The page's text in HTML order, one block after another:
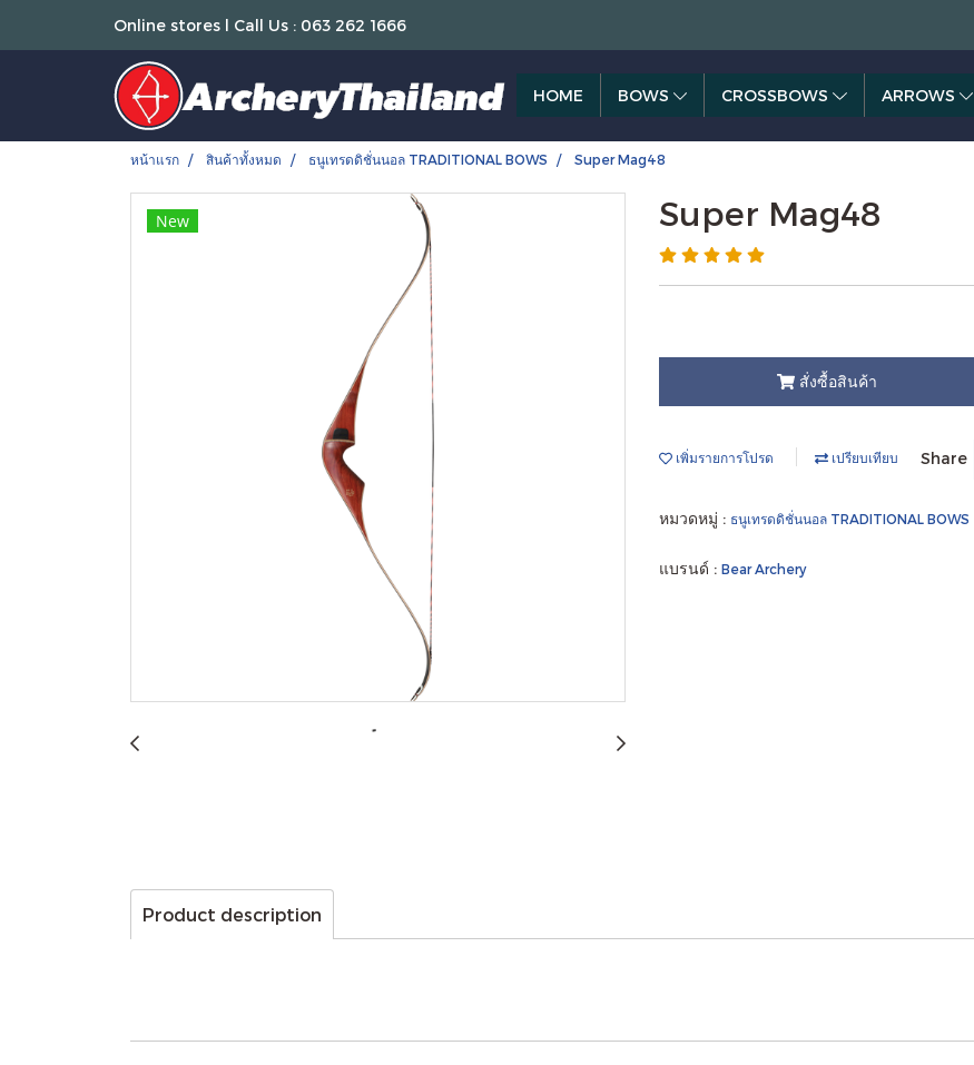
Online stores l Call Us : 063 262 1666
HOME BOWS CROSSBOWS ARROWS
หน้าแรก สินค้าทั้งหมด ธนูเทรดดิชั่นนอล TRADITIONAL BOWS Super Mag48
New Super Mag48
สั่งซื้อสินค้า
เพิ่มรายการโปรด เปรียบเทียบ Share
หมวดหมู่ : ธนูเทรดดิชั่นนอล TRADITIONAL BOWS
แบรนด์ : Bear Archery
Product description